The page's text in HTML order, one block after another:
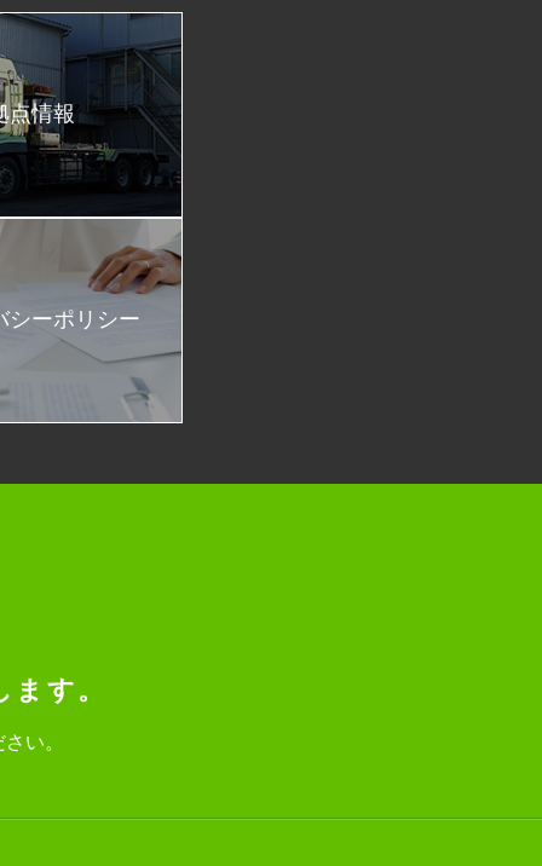
点情報
シーポリシー
す。
い。